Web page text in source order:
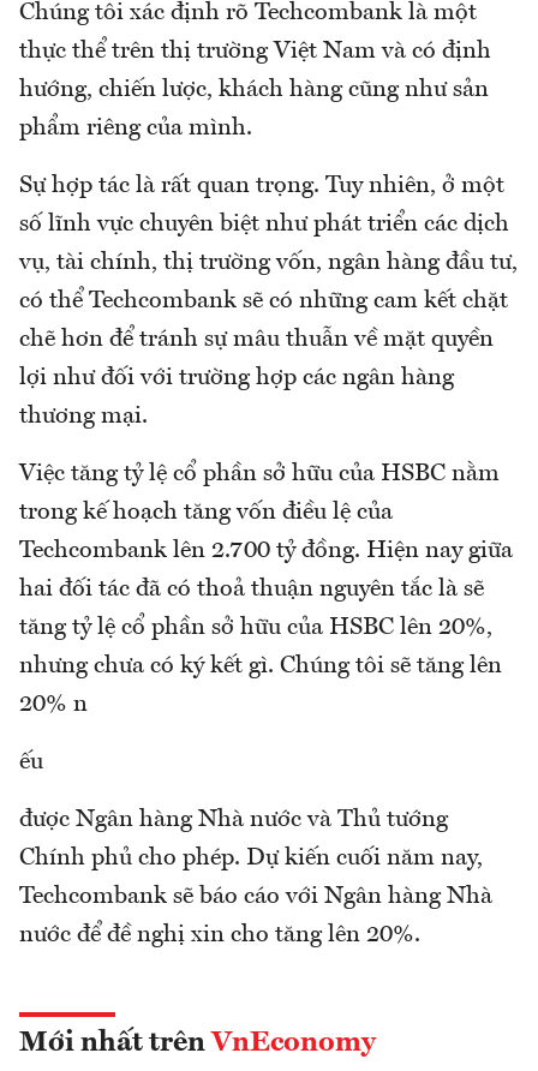
Chúng tôi xác định rõ Techcombank là một
thực thể trên thị trường Việt Nam và có định
hướng, chiến lược, khách hàng cũng như sản
phẩm riêng của mình.
Sự hợp tác là rất quan trọng. Tuy nhiên, ở một
số lĩnh vực chuyên biệt như phát triển các dịch
vụ, tài chính, thị trường vốn, ngân hàng đầu tư,
có thể Techcombank sẽ có những cam kết chặt
chẽ hơn để tránh sự mâu thuẫn về mặt quyền
lợi như đối với trường hợp các ngân hàng
thương mại.
Việc tăng tỷ lệ cổ phần sở hữu của HSBC nằm
trong kế hoạch tăng vốn điều lệ của
Techcombank lên 2.700 tỷ đồng. Hiện nay giữa
hai đối tác đã có thoả thuận nguyên tắc là sẽ
tăng tỷ lệ cổ phần sở hữu của HSBC lên 20%,
nhưng chưa có ký kết gì. Chúng tôi sẽ tăng lên
20% n
ếu
được Ngân hàng Nhà nước và Thủ tướng
Chính phủ cho phép. Dự kiến cuối năm nay,
Techcombank sẽ báo cáo với Ngân hàng Nhà
nước để đề nghị xin cho tăng lên 20%.
Mới nhất trên VnEconomy